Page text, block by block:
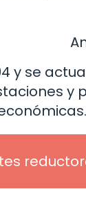
y se
y